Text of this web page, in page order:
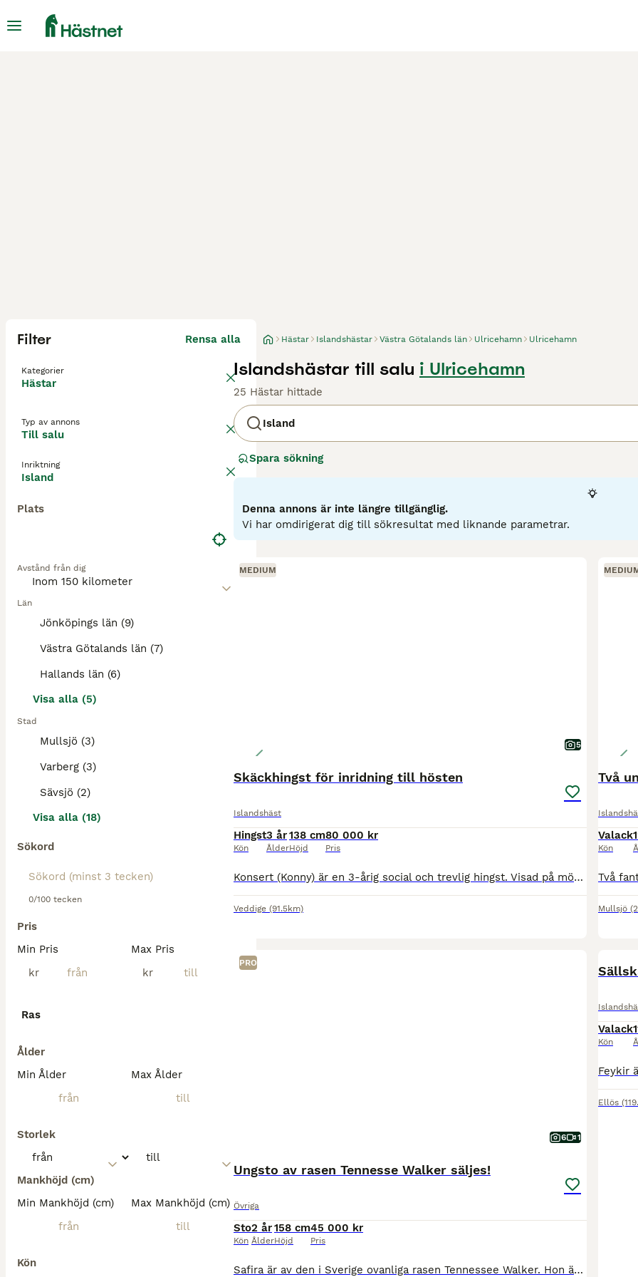
Filter Rensa alla
Kategorier
Hästar
Typ av annons
Till salu
Inriktning
Island
Plats
Avstånd från dig
Län
Jönköpings län (9)
Västra Götalands län (7)
Hallands län (6)
Visa alla (5)
Stad
Mullsjö (3)
Varberg (3)
Sävsjö (2)
Visa alla (18)
Sökord
0/100 tecken
Pris
Min Pris
kr
Max Pris
kr
Ras
Ålder
Min Ålder
Max Ålder
Storlek
Mankhöjd (cm)
Min Mankhöjd (cm)
Max Mankhöjd (cm)
Kön
Hästar Islandshästar Västra Götalands län Ulricehamn Ulricehamn
Islandshästar till salu i Ulricehamn
25 Hästar hittade
Island
Spara sökning
Denna annons är inte längre tillgänglig.
Vi har omdirigerat dig till sökresultat med liknande parametrar.
MEDIUM
5
Skäckhingst för inridning till hösten
Islandshäst
Hingst
Kön
3 år
Ålder
138 cm
Höjd
80 000 kr
Pris
Konsert (Konny) är en 3-årig social och trevlig hingst. Visad på mönstring som 1-åring med 133 i poäng. Han har testat bett, gått korta promenader som handhäst och haft ryttare på ryggen två ggr utan
Veddige (91.5km)
Två
Valack
Kön
Mullsjö
PRO
6 1
Ungsto av rasen Tennesse Walker säljes!
Övriga
Sto
Kön
2 år
Ålder
158 cm
Höjd
45 000 kr
Pris
Safira är av den i Sverige ovanliga rasen Tennessee Walker. Hon är född i augusti 2024 så ca 2 år gammal. Hon är vaccinerad, avmaskad och verkad enligt alla konstens regler. Mäter dryga 150 cm idag så
Valack
Kön
Ellös